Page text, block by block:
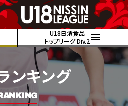
U18日清食品
トップリーグ Div.2
ンキング